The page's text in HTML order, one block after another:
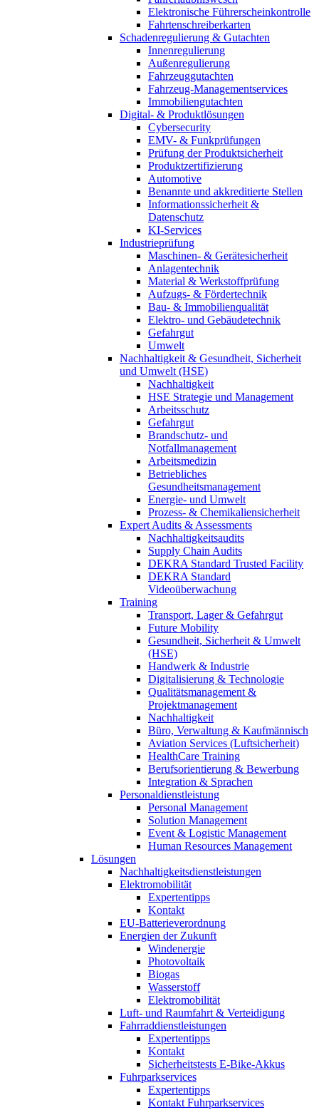
Elektronische Führerscheinkontrolle
Fahrtenschreiberkarten
Schadenregulierung & Gutachten
Innenregulierung
Außenregulierung
Fahrzeuggutachten
Fahrzeug-Managementservices
Immobiliengutachten
Digital- & Produktlösungen
Cybersecurity
EMV- & Funkprüfungen
Prüfung der Produktsicherheit
Produktzertifizierung
Automotive
Benannte und akkreditierte Stellen
Informationssicherheit &
Datenschutz
KI-Services
Industrieprüfung
Maschinen- & Gerätesicherheit
Anlagentechnik
Material & Werkstoffprüfung
Aufzugs- & Fördertechnik
Bau- & Immobilienqualität
Elektro- und Gebäudetechnik
Gefahrgut
Umwelt
Nachhaltigkeit & Gesundheit, Sicherheit
und Umwelt (HSE)
Nachhaltigkeit
HSE Strategie und Management
Arbeitsschutz
Gefahrgut
Brandschutz- und
Notfallmanagement
Arbeitsmedizin
Betriebliches
Gesundheitsmanagement
Energie- und Umwelt
Prozess- & Chemikaliensicherheit
Expert Audits & Assessments
Nachhaltigkeitsaudits
Supply Chain Audits
DEKRA Standard Trusted Facility
DEKRA Standard
Videoüberwachung
Training
Transport, Lager & Gefahrgut
Future Mobility
Gesundheit, Sicherheit & Umwelt
(HSE)
Handwerk & Industrie
Digitalisierung & Technologie
Qualitätsmanagement &
Projektmanagement
Nachhaltigkeit
Büro, Verwaltung & Kaufmännisch
Aviation Services (Luftsicherheit)
HealthCare Training
Berufsorientierung & Bewerbung
Integration & Sprachen
Personaldienstleistung
Personal Management
Solution Management
Event & Logistic Management
Human Resources Management
Lösungen
Nachhaltigkeitsdienstleistungen
Elektromobilität
Expertentipps
Kontakt
EU-Batterieverordnung
Energien der Zukunft
Windenergie
Photovoltaik
Biogas
Wasserstoff
Elektromobilität
Luft- und Raumfahrt & Verteidigung
Fahrraddienstleistungen
Expertentipps
Kontakt
Sicherheitstests E-Bike-Akkus
Fuhrparkservices
Expertentipps
Kontakt Fuhrparkservices